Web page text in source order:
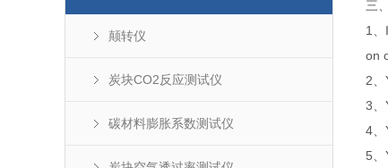
颠转仪
炭块CO2反应测试仪
碳材料膨胀系数测试仪
三
1
on
2
3、
4、
5、